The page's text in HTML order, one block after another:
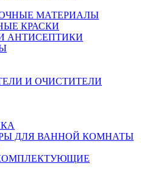
МАТЕРИАЛЫ
КРАСКИ
АНТИСЕПТИКИ
И ОЧИСТИТЕЛИ
ДЛЯ ВАННОЙ КОМНАТЫ